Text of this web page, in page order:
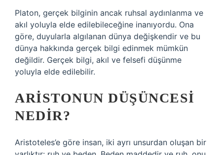
Platon, gerçek bilginin ancak ruhsal aydınlanma ve
akıl yoluyla elde edilebileceğine inanıyordu. Ona
göre, duyularla algılanan dünya değişkendir ve bu
dünya hakkında gerçek bilgi edinmek mümkün
değildir. Gerçek bilgi, akıl ve felsefi düşünme
yoluyla elde edilebilir.
ARISTONUN DÜŞÜNCESI
NEDIR?
Aristoteles’e göre insan, iki ayrı unsurdan oluşan bir